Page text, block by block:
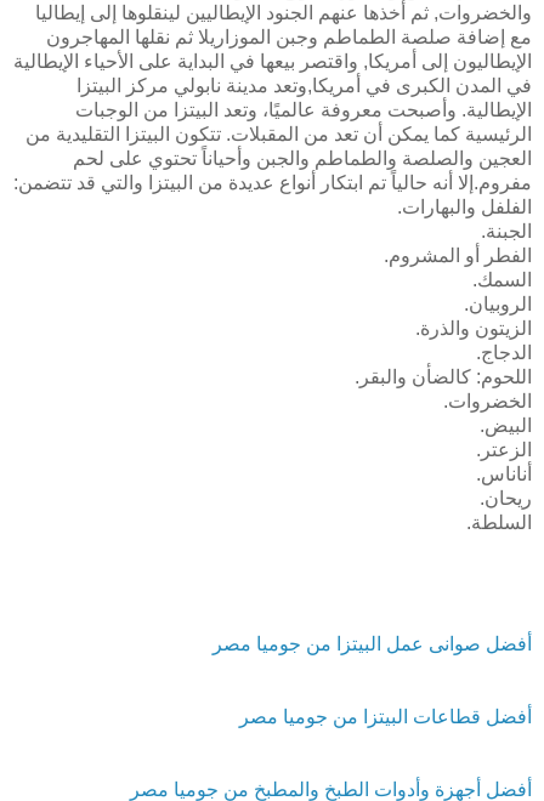
والخضروات, ثم أخذها عنهم الجنود الإيطاليين لينقلوها إلى إيطاليا
مع إضافة صلصة الطماطم وجبن الموزاريلا ثم نقلها المهاجرون
الإيطاليون إلى أمريكا, واقتصر بيعها في البداية على الأحياء الإيطالية
في المدن الكبرى في أمريكا,وتعد مدينة نابولي مركز البيتزا
الإيطالية. وأصبحت معروفة عالميًا، وتعد البيتزا من الوجبات
الرئيسية كما يمكن أن تعد من المقبلات. تتكون البيتزا التقليدية من
العجين والصلصة والطماطم والجبن وأحياناً تحتوي على لحم
مفروم.إلا أنه حالياً تم ابتكار أنواع عديدة من البيتزا والتي قد تتضمن:
الفلفل والبهارات.
الجبنة.
الفطر أو المشروم.
السمك.
الروبيان.
الزيتون والذرة.
الدجاج.
اللحوم: كالضأن والبقر.
الخضروات.
البيض.
الزعتر.
أناناس.
ريحان.
السلطة.
أفضل صوانى عمل البيتزا من جوميا مصر
أفضل قطاعات البيتزا من جوميا مصر
أفضل أجهزة وأدوات الطبخ والمطبخ من جوميا مصر